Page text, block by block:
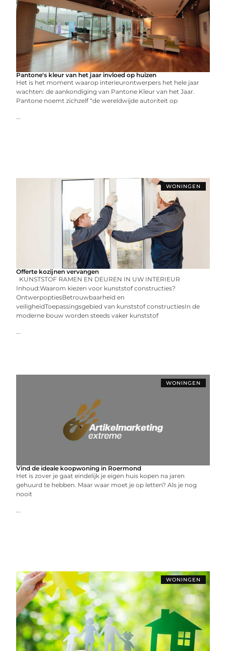
Pantone's kleur van het jaar invloed op huizen
Het is het moment waarop interieurontwerpers het hele jaar
wachten: de aankondiging van Pantone Kleur van het Jaar.
Pantone noemt zichzelf “de wereldwijde autoriteit op
...
WONINGEN
Offerte kozijnen vervangen
KUNSTSTOF RAMEN EN DEUREN IN UW INTERIEUR
Inhoud:Waarom kiezen voor kunststof constructies?
OntwerpoptiesBetrouwbaarheid en
veiligheidToepassingsgebied van kunststof constructiesIn de
moderne bouw worden steeds vaker kunststof
...
WONINGEN
Vind de ideale koopwoning in Roermond
Het is zover je gaat eindelijk je eigen huis kopen na jaren
gehuurd te hebben. Maar waar moet je op letten? Als je nog
nooit
...
WONINGEN